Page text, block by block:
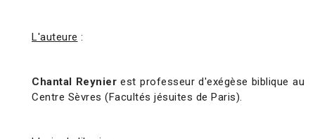
L'auteure :
Chantal Reynier est professeur d'exégèse biblique au
Centre Sèvres (Facultés jésuites de Paris).